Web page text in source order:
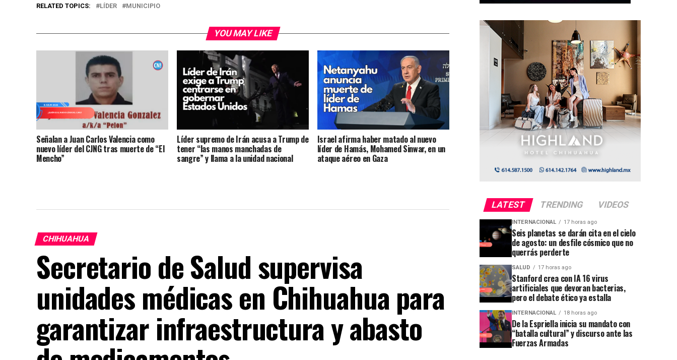
RELATED TOPICS: LÍDER MUNICIPIO
YOU MAY LIKE
Señalan a Juan Carlos Valencia como
nuevo líder del CJNG tras muerte de “El
Mencho”
Líder supremo de Irán acusa a Trump de
tener “las manos manchadas de
sangre” y llama a la unidad nacional
Israel afirma haber matado al nuevo
líder de Hamás, Mohamed Sinwar, en un
ataque aéreo en Gaza
CHIHUAHUA
Secretario de Salud supervisa
unidades médicas en Chihuahua para
garantizar infraestructura y abasto
LATEST TRENDING VIDEOS
INTERNACIONAL 17 horas ago
Seis planetas se darán cita en el cielo
de agosto: un desfile cósmico que no
querrás perderte
SALUD 17 horas ago
Stanford crea con IA 16 virus
artificiales que devoran bacterias,
pero el debate ético ya estalla
INTERNACIONAL 18 horas ago
De la Espriella inicia su mandato con
“batalla cultural” y discurso ante las
Fuerzas Armadas